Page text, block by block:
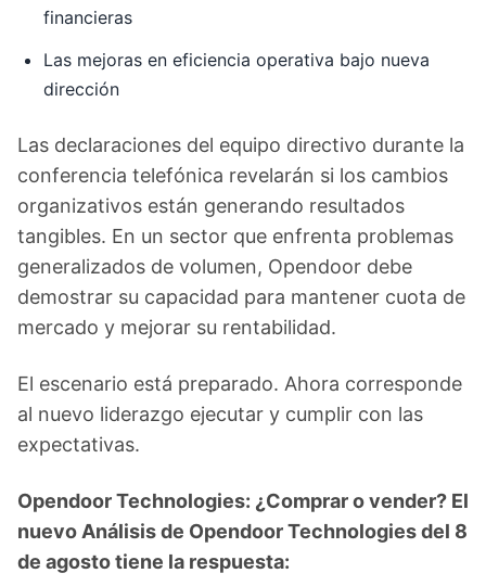
financieras
Las mejoras en eficiencia operativa bajo nueva
dirección
Las declaraciones del equipo directivo durante la
conferencia telefónica revelarán si los cambios
organizativos están generando resultados
tangibles. En un sector que enfrenta problemas
generalizados de volumen, Opendoor debe
demostrar su capacidad para mantener cuota de
mercado y mejorar su rentabilidad.
El escenario está preparado. Ahora corresponde
al nuevo liderazgo ejecutar y cumplir con las
expectativas.
Opendoor Technologies: ¿Comprar o vender? El
nuevo Análisis de Opendoor Technologies del 8
de agosto tiene la respuesta: